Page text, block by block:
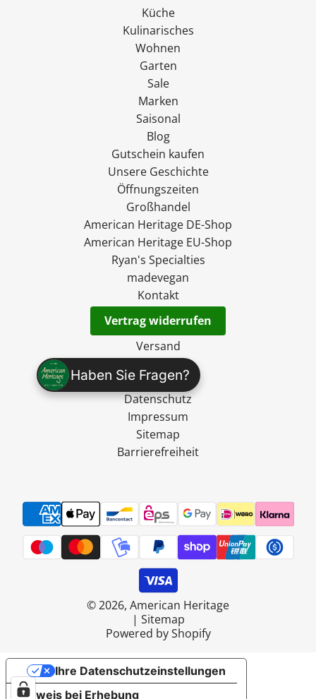
Haben Sie Fragen?
Küche
Kulinarisches
Wohnen
Garten
Sale
Marken
Saisonal
Blog
Gutschein kaufen
Unsere Geschichte
Öffnungszeiten
Großhandel
American Heritage DE-Shop
American Heritage EU-Shop
Ryan's Specialties
madevegan
Kontakt
Vertrag widerrufen
Versand
AGB
Datenschutz
Impressum
Sitemap
Barrierefreiheit
© 2026, American Heritage
| Sitemap
Powered by Shopify
Hinweis bei Erhebung
Ihre Datenschutzeinstellungen